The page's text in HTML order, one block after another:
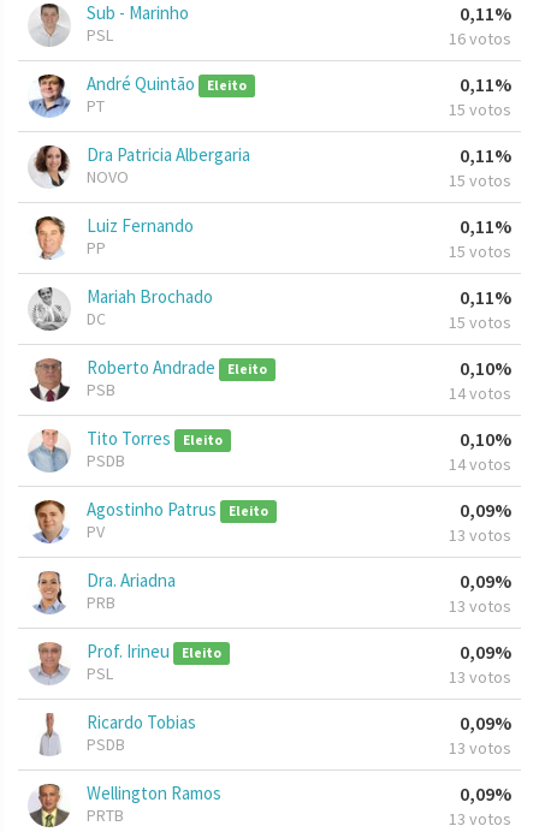
Sub - Marinho
PSL
0,11%
16 votos
André Quintão Eleito
PT
0,11%
15 votos
Dra Patricia Albergaria
NOVO
0,11%
15 votos
Luiz Fernando
PP
0,11%
15 votos
Mariah Brochado
DC
0,11%
15 votos
Roberto Andrade Eleito
PSB
0,10%
14 votos
Tito Torres Eleito
PSDB
0,10%
14 votos
Agostinho Patrus Eleito
PV
0,09%
13 votos
Dra. Ariadna
PRB
0,09%
13 votos
Prof. Irineu Eleito
PSL
0,09%
13 votos
Ricardo Tobias
PSDB
0,09%
13 votos
Wellington Ramos
PRTB
0,09%
13 votos